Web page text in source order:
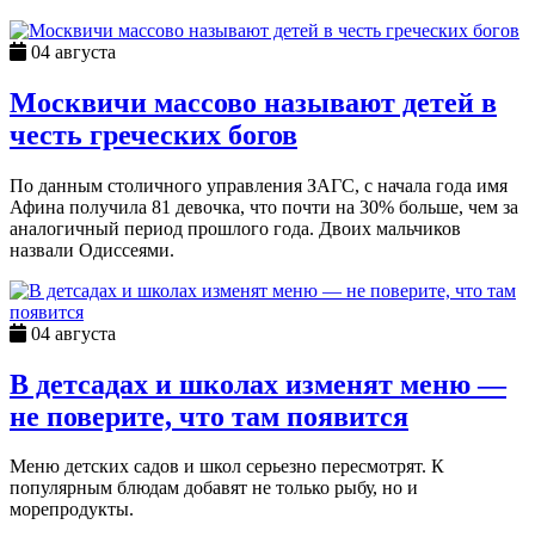
04 августа
Москвичи массово называют детей в
честь греческих богов
По данным столичного управления ЗАГС, с начала года имя
Афина получила 81 девочка, что почти на 30% больше, чем за
аналогичный период прошлого года. Двоих мальчиков
назвали Одиссеями.
04 августа
В детсадах и школах изменят меню —
не поверите, что там появится
Меню детских садов и школ серьезно пересмотрят. К
популярным блюдам добавят не только рыбу, но и
морепродукты.